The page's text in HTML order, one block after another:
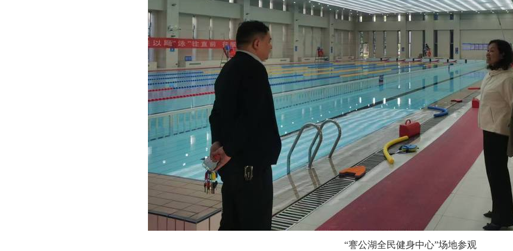
“謇公湖全民健身中心”场地参观